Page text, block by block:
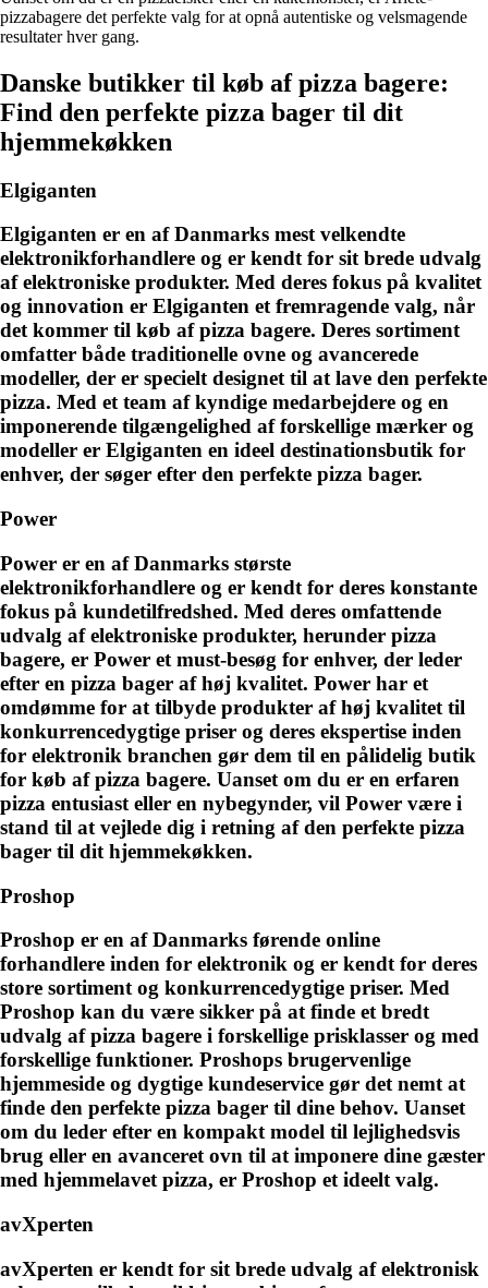
pizzabagere det perfekte valg for at opnå autentiske og velsmagende
resultater hver gang.
Danske butikker til køb af pizza bagere:
Find den perfekte pizza bager til dit
hjemmekøkken
Elgiganten
Elgiganten er en af Danmarks mest velkendte
elektronikforhandlere og er kendt for sit brede udvalg
af elektroniske produkter. Med deres fokus på kvalitet
og innovation er Elgiganten et fremragende valg, når
det kommer til køb af pizza bagere. Deres sortiment
omfatter både traditionelle ovne og avancerede
modeller, der er specielt designet til at lave den perfekte
pizza. Med et team af kyndige medarbejdere og en
imponerende tilgængelighed af forskellige mærker og
modeller er Elgiganten en ideel destinationsbutik for
enhver, der søger efter den perfekte pizza bager.
Power
Power er en af Danmarks største
elektronikforhandlere og er kendt for deres konstante
fokus på kundetilfredshed. Med deres omfattende
udvalg af elektroniske produkter, herunder pizza
bagere, er Power et must-besøg for enhver, der leder
efter en pizza bager af høj kvalitet. Power har et
omdømme for at tilbyde produkter af høj kvalitet til
konkurrencedygtige priser og deres ekspertise inden
for elektronik branchen gør dem til en pålidelig butik
for køb af pizza bagere. Uanset om du er en erfaren
pizza entusiast eller en nybegynder, vil Power være i
stand til at vejlede dig i retning af den perfekte pizza
bager til dit hjemmekøkken.
Proshop
Proshop er en af Danmarks førende online
forhandlere inden for elektronik og er kendt for deres
store sortiment og konkurrencedygtige priser. Med
Proshop kan du være sikker på at finde et bredt
udvalg af pizza bagere i forskellige prisklasser og med
forskellige funktioner. Proshops brugervenlige
hjemmeside og dygtige kundeservice gør det nemt at
finde den perfekte pizza bager til dine behov. Uanset
om du leder efter en kompakt model til lejlighedsvis
brug eller en avanceret ovn til at imponere dine gæster
med hjemmelavet pizza, er Proshop et ideelt valg.
avXperten
avXperten er kendt for sit brede udvalg af elektronisk